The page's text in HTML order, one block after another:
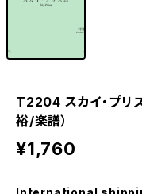
T2204 スカイ・プリ
裕/楽譜）
¥1,760